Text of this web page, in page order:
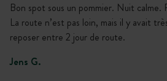
Bon spot sous un pommier. Nuit calme.
La route n’est pas loin, mais il y avait
reposer entre 2 jour de route.
Jens G.